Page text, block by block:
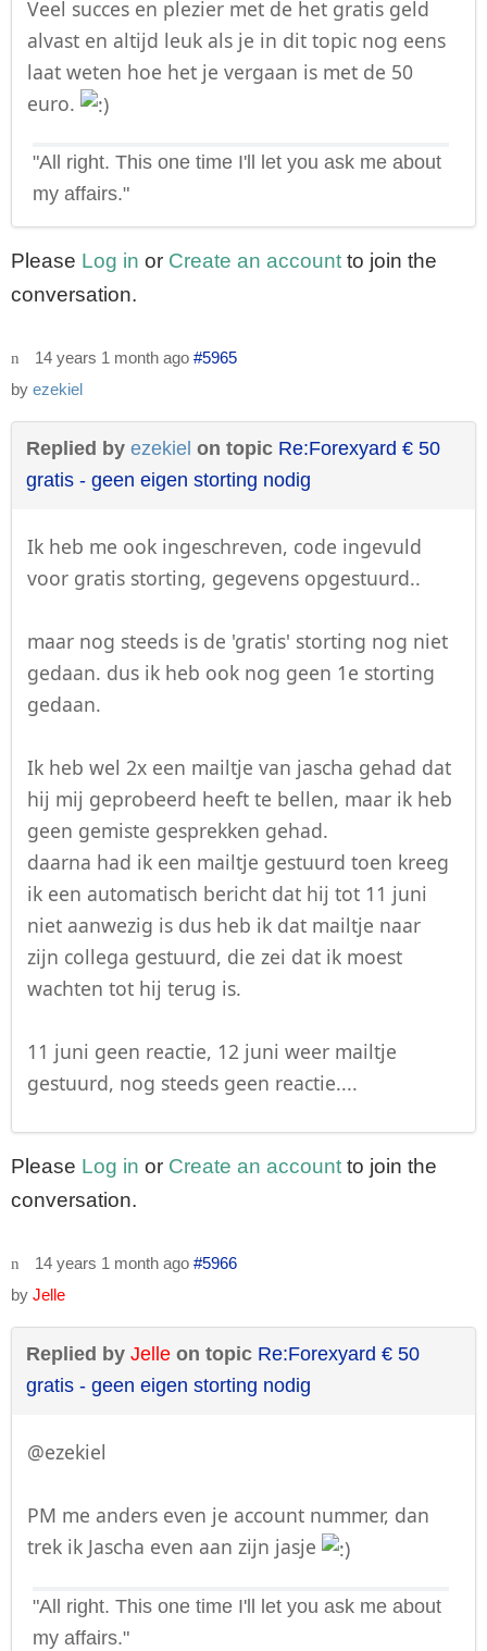
Veel succes en plezier met de het gratis geld
alvast en altijd leuk als je in dit topic nog eens
laat weten hoe het je vergaan is met de 50
euro.
"All right. This one time I'll let you ask me about
my affairs."
Please Log in or Create an account to join the
conversation.
14 years 1 month ago #5965
by ezekiel
Replied by ezekiel on topic Re:Forexyard € 50
gratis - geen eigen storting nodig
Ik heb me ook ingeschreven, code ingevuld
voor gratis storting, gegevens opgestuurd..
maar nog steeds is de 'gratis' storting nog niet
gedaan. dus ik heb ook nog geen 1e storting
gedaan.
Ik heb wel 2x een mailtje van jascha gehad dat
hij mij geprobeerd heeft te bellen, maar ik heb
geen gemiste gesprekken gehad.
daarna had ik een mailtje gestuurd toen kreeg
ik een automatisch bericht dat hij tot 11 juni
niet aanwezig is dus heb ik dat mailtje naar
zijn collega gestuurd, die zei dat ik moest
wachten tot hij terug is.
11 juni geen reactie, 12 juni weer mailtje
gestuurd, nog steeds geen reactie....
Please Log in or Create an account to join the
conversation.
14 years 1 month ago #5966
by Jelle
Replied by Jelle on topic Re:Forexyard € 50
gratis - geen eigen storting nodig
@ezekiel
PM me anders even je account nummer, dan
trek ik Jascha even aan zijn jasje
"All right. This one time I'll let you ask me about
my affairs."